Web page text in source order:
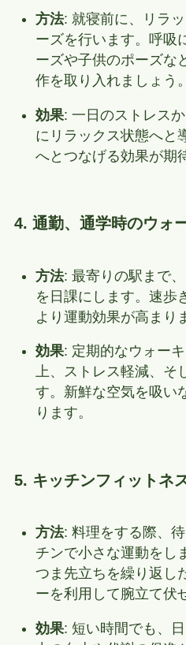
方法: 就寝前に、リラ
ーズを行います。呼吸
ーズや子供のポーズな
作を取り入れましょう。
効果: 一日のストレス
にリラックス状態へと
へとつなげる効果が期
4. 通勤、通学時のウォ
方法: 最寄りの駅まで
を日課にします。速歩
より運動効果が高まり
効果: 定期的なウォー
上、ストレス軽減、そ
す。新鮮な空気を吸い
ります。
5. キッチンフィットネ
方法: 料理をする際、
チンで小さな運動をし
つま先立ちを繰り返し
ーを利用して腕立て伏
効果: 短い時間でも、